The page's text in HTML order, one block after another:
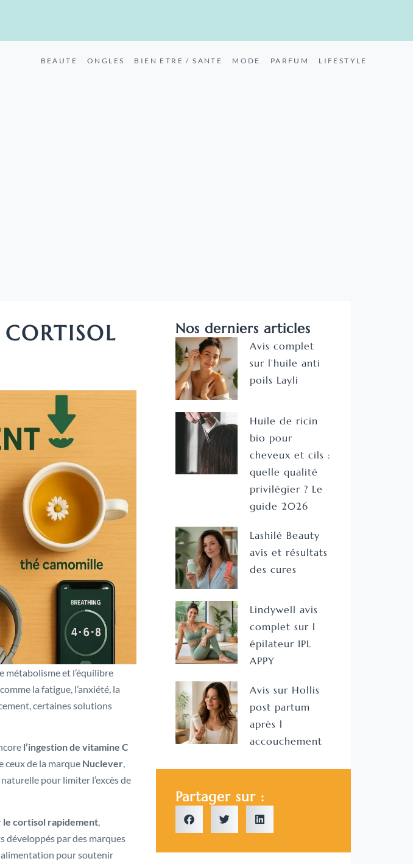
BEAUTE ONGLES BIEN ETRE / SANTE MODE PARFUM LIFESTYLE
métabolisme et l’équilibre
la fatigue, l’anxiété, la
certaines solutions
l’ingestion de vitamine C
ceux de la marque Nuclever,
pour limiter l’excès de
le cortisol rapidement,
développés par des marques
alimentation pour soutenir
Nos derniers articles
Avis complet
sur l’huile anti
poils Layli
Huile de ricin
bio pour
cheveux et cils :
quelle qualité
privilégier ? Le
guide 2026
Lashilé Beauty
avis et résultats
des cures
Lindywell avis
complet sur l
épilateur IPL
APPY
Avis sur Hollis
post partum
après l
accouchement
Partager sur :